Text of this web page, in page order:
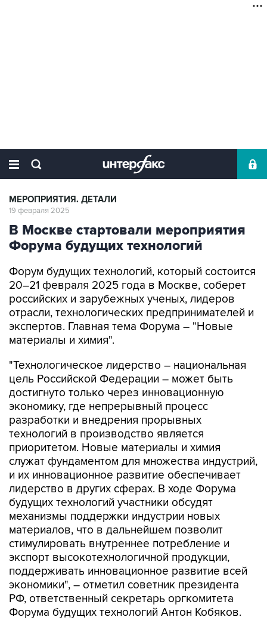
МЕРОПРИЯТИЯ. ДЕТАЛИ
19 февраля 2025
В Москве стартовали мероприятия
Форума будущих технологий
Форум будущих технологий, который состоится
20–21 февраля 2025 года в Москве, соберет
российских и зарубежных ученых, лидеров
отрасли, технологических предпринимателей и
экспертов. Главная тема Форума – "Новые
материалы и химия".
"Технологическое лидерство – национальная
цель Российской Федерации – может быть
достигнуто только через инновационную
экономику, где непрерывный процесс
разработки и внедрения прорывных
технологий в производство является
приоритетом. Новые материалы и химия
служат фундаментом для множества индустрий,
и их инновационное развитие обеспечивает
лидерство в других сферах. В ходе Форума
будущих технологий участники обсудят
механизмы поддержки индустрии новых
материалов, что в дальнейшем позволит
стимулировать внутреннее потребление и
экспорт высокотехнологичной продукции,
поддерживать инновационное развитие всей
экономики", – отметил советник президента
РФ, ответственный секретарь оргкомитета
Форума будущих технологий Антон Кобяков.